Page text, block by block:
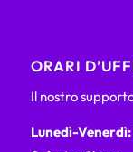
ORARI
Il nostro
Lunedì-Venerdì: